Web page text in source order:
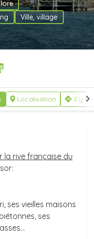
Ville, village
Localisation S'y
la rive française du
ses vieilles maisons
ses